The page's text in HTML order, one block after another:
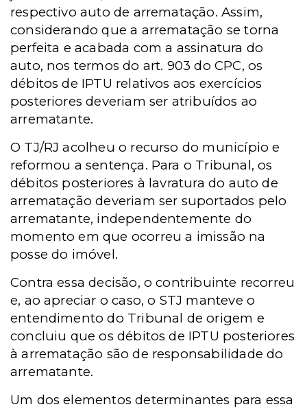
respectivo auto de arrematação. Assim,
considerando que a arrematação se torna
perfeita e acabada com a assinatura do
auto, nos termos do art. 903 do CPC, os
débitos de IPTU relativos aos exercícios
posteriores deveriam ser atribuídos ao
arrematante.
O TJ/RJ acolheu o recurso do município e
reformou a sentença. Para o Tribunal, os
débitos posteriores à lavratura do auto de
arrematação deveriam ser suportados pelo
arrematante, independentemente do
momento em que ocorreu a imissão na
posse do imóvel.
Contra essa decisão, o contribuinte recorreu
e, ao apreciar o caso, o STJ manteve o
entendimento do Tribunal de origem e
concluiu que os débitos de IPTU posteriores
à arrematação são de responsabilidade do
arrematante.
Um dos elementos determinantes para essa